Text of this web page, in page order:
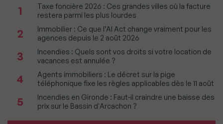
1
Taxe foncière 2026 : Ces grandes villes où la facture
restera parmi les plus lourdes
2
Immobilier : Ce que l’AI Act change vraiment pour les
agences depuis le 2 août 2026
3
Incendies : Quels sont vos droits si votre location de
vacances est annulée ?
4
Agents immobiliers : Le décret sur la pige
téléphonique fixe les règles applicables dès le 11 août
5
Incendies en Gironde : Faut-il craindre une baisse des
prix sur le Bassin d'Arcachon ?